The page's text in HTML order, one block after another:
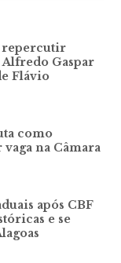
repercutir
Gaspar
Flávio
como
na Câmara
após CBF
e se